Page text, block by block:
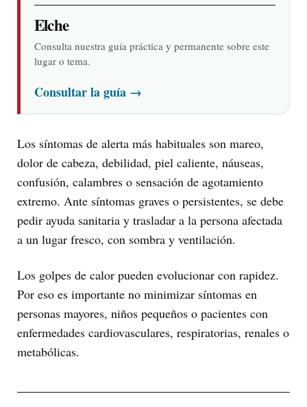
Elche
Consulta nuestra guía práctica y permanente sobre este
lugar o tema.
Consultar la guía →
Los síntomas de alerta más habituales son mareo,
dolor de cabeza, debilidad, piel caliente, náuseas,
confusión, calambres o sensación de agotamiento
extremo. Ante síntomas graves o persistentes, se debe
pedir ayuda sanitaria y trasladar a la persona afectada
a un lugar fresco, con sombra y ventilación.
Los golpes de calor pueden evolucionar con rapidez.
Por eso es importante no minimizar síntomas en
personas mayores, niños pequeños o pacientes con
enfermedades cardiovasculares, respiratorias, renales o
metabólicas.